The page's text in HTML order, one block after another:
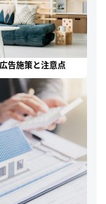
告施策と注意点